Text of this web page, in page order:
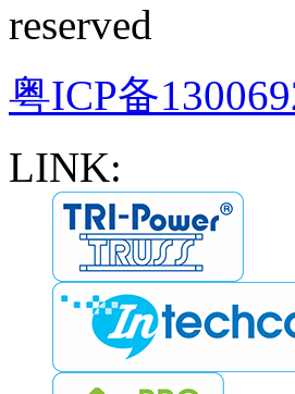
reserved
粤ICP备
LINK: